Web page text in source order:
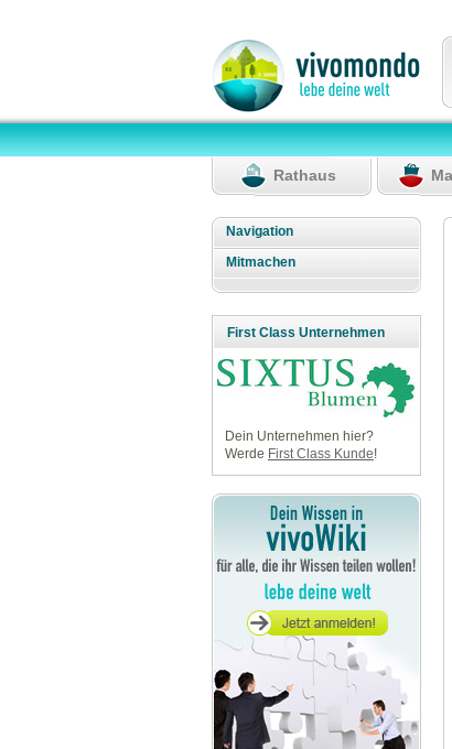
Rathaus
Navigation
Mitmachen
First Class Unternehmen
Dein Unternehmen hier?
Werde First Class Kunde!